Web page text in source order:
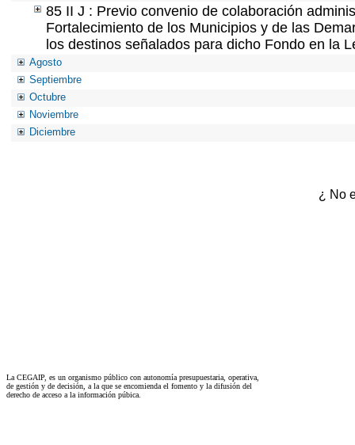
85 II J : Previo convenio de colaboración
Fortalecimiento de los Municipios y de las
los destinos señalados para dicho Fondo en la
Agosto
Septiembre
Octubre
Noviembre
Diciembre
¿ No
La CEGAIP, es un organismo público con autonomía presupuestaria, operativa,
de gestión y de decisión, a la que se encomienda el fomento y la difusión del
derecho de acceso a la información púbica.